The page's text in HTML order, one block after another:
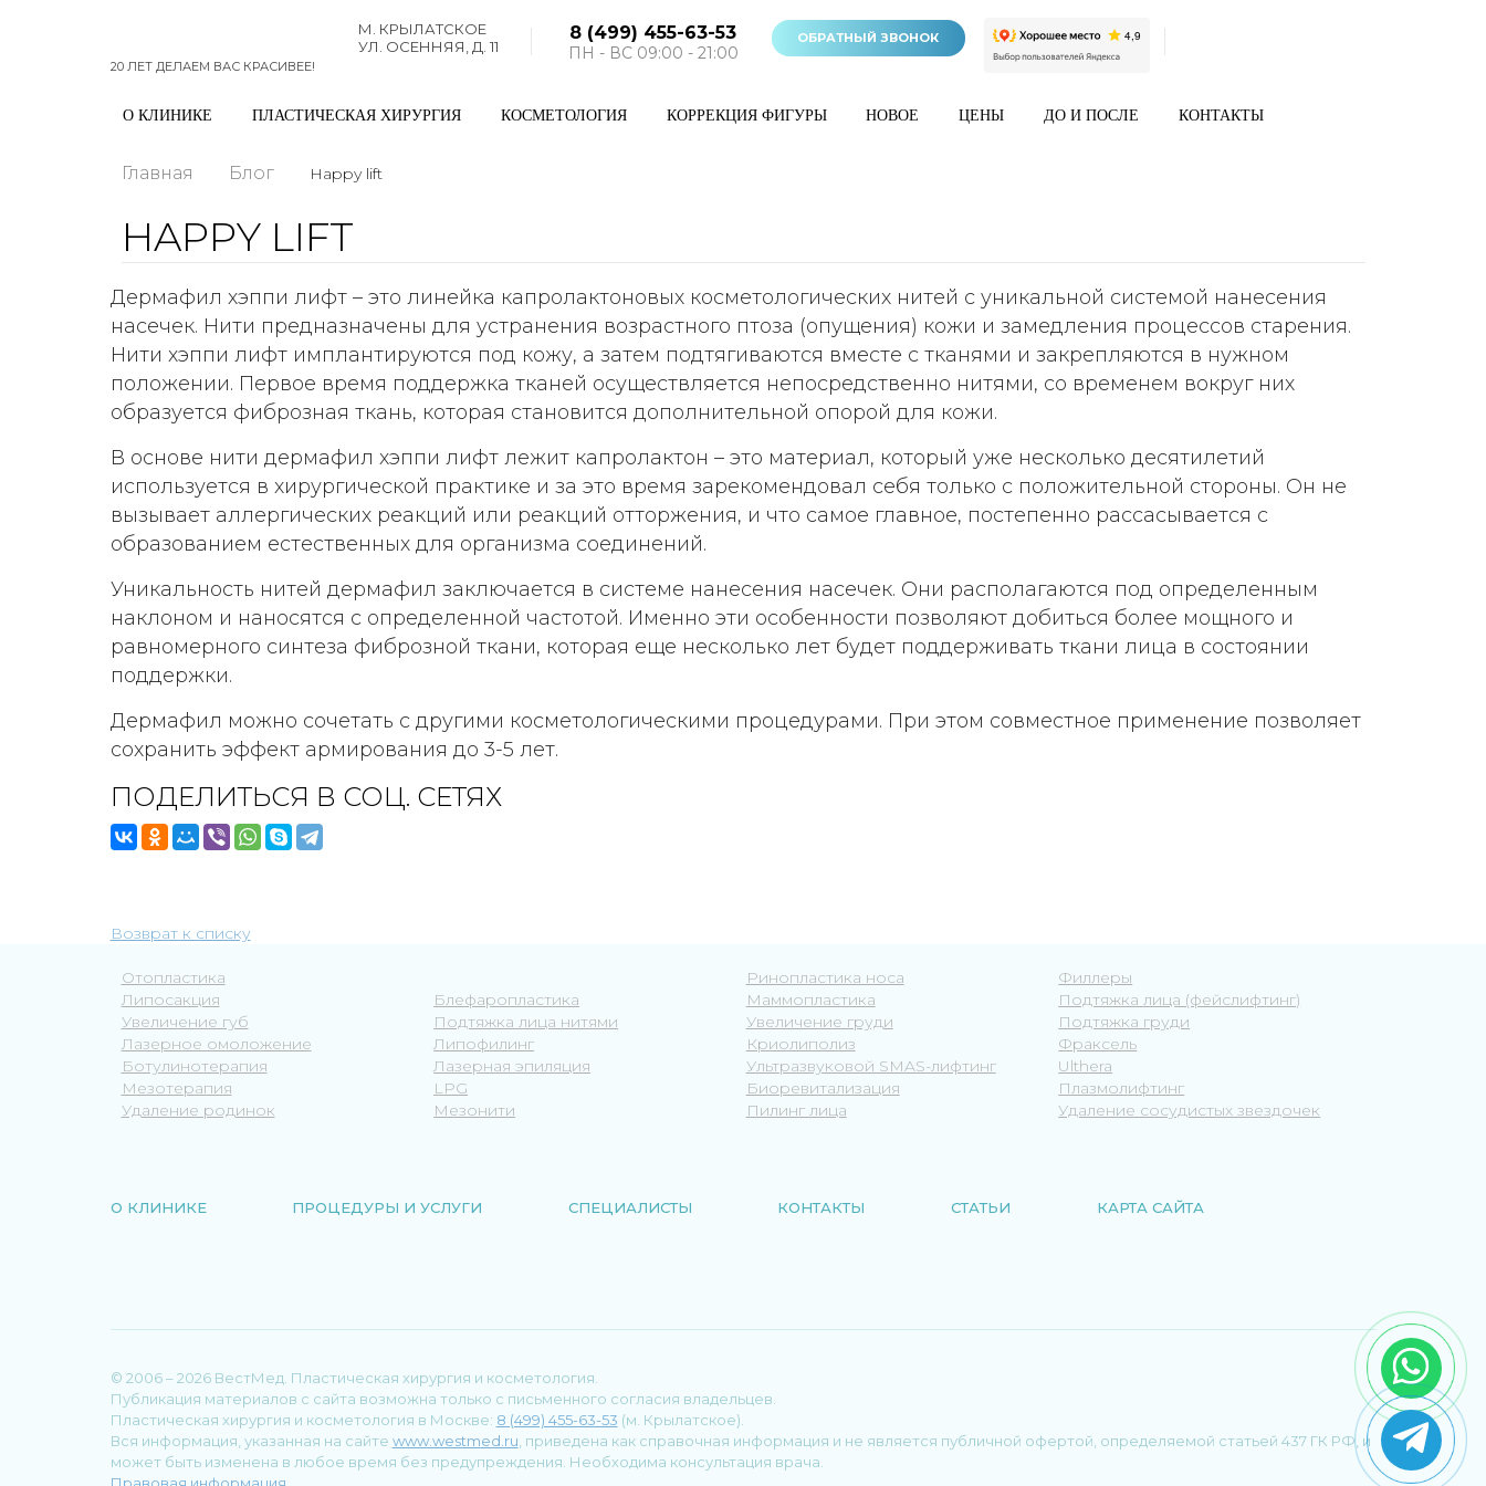
20 ЛЕТ ДЕЛАЕМ ВАС КРАСИВЕЕ!
М. КРЫЛАТСКОЕ
УЛ. ОСЕННЯЯ, Д. 11
8 (499) 455-63-53
ПН - ВС 09:00 - 21:00
ОБРАТНЫЙ ЗВОНОК
О КЛИНИКЕ ПЛАСТИЧЕСКАЯ ХИРУРГИЯ КОСМЕТОЛОГИЯ КОРРЕКЦИЯ ФИГУРЫ НОВОЕ ЦЕНЫ ДО И ПОСЛЕ КОНТАКТЫ
Главная Блог Happy lift
HAPPY LIFT
Дермафил хэппи лифт – это линейка капролактоновых косметологических нитей с уникальной системой нанесения
насечек. Нити предназначены для устранения возрастного птоза (опущения) кожи и замедления процессов старения.
Нити хэппи лифт имплантируются под кожу, а затем подтягиваются вместе с тканями и закрепляются в нужном
положении. Первое время поддержка тканей осуществляется непосредственно нитями, со временем вокруг них
образуется фиброзная ткань, которая становится дополнительной опорой для кожи.
В основе нити дермафил хэппи лифт лежит капролактон – это материал, который уже несколько десятилетий
используется в хирургической практике и за это время зарекомендовал себя только с положительной стороны. Он не
вызывает аллергических реакций или реакций отторжения, и что самое главное, постепенно рассасывается с
образованием естественных для организма соединений.
Уникальность нитей дермафил заключается в системе нанесения насечек. Они располагаются под определенным
наклоном и наносятся с определенной частотой. Именно эти особенности позволяют добиться более мощного и
равномерного синтеза фиброзной ткани, которая еще несколько лет будет поддерживать ткани лица в состоянии
поддержки.
Дермафил можно сочетать с другими косметологическими процедурами. При этом совместное применение позволяет
сохранить эффект армирования до 3-5 лет.
ПОДЕЛИТЬСЯ В СОЦ. СЕТЯХ
Возврат к списку
Отопластика
Липосакция
Увеличение губ
Лазерное омоложение
Ботулинотерапия
Мезотерапия
Удаление родинок
Блефаропластика
Подтяжка лица нитями
Липофилинг
Лазерная эпиляция
LPG
Мезонити
Ринопластика носа
Маммопластика
Увеличение груди
Криолиполиз
Ультразвуковой SMAS-лифтинг
Биоревитализация
Пилинг лица
Филлеры
Подтяжка лица (фейслифтинг)
Подтяжка груди
Фраксель
Ulthera
Плазмолифтинг
Удаление сосудистых звездочек
О КЛИНИКЕ ПРОЦЕДУРЫ И УСЛУГИ СПЕЦИАЛИСТЫ КОНТАКТЫ СТАТЬИ КАРТА САЙТА
© 2006 – 2026 ВестМед. Пластическая хирургия и косметология.
Публикация материалов с сайта возможна только с письменного согласия владельцев.
Пластическая хирургия и косметология в Москве: 8 (499) 455-63-53 (м. Крылатское).
Вся информация, указанная на сайте www.westmed.ru , приведена как справочная информация и не является публичной офертой, определяемой статьей 437 ГК РФ, и
может быть изменена в любое время без предупреждения. Необходима консультация врача.